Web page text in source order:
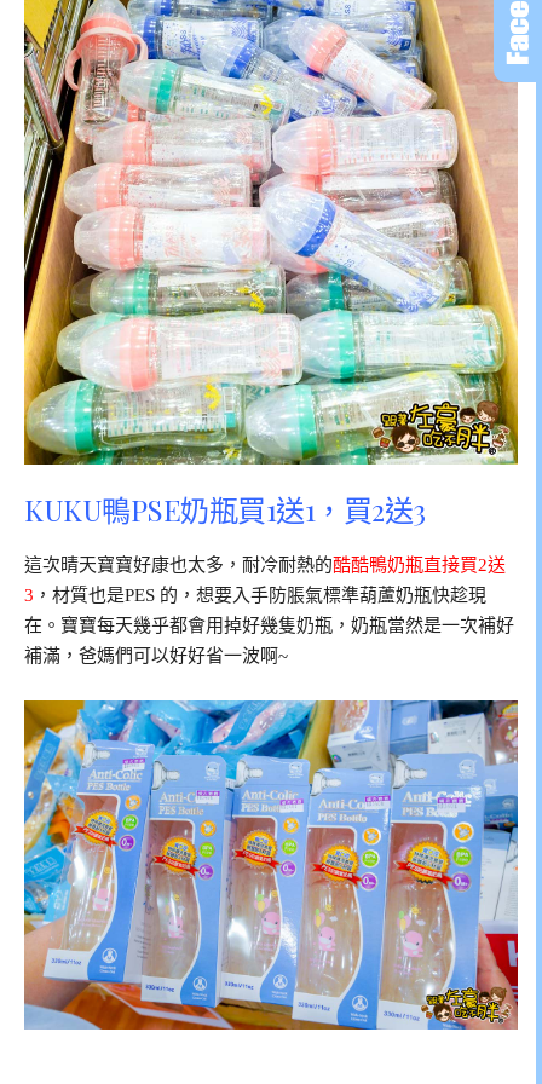
KUKU鴨PSE奶瓶買1送1，買2送3
這次晴天寶寶好康也太多，耐冷耐熱的酷酷鴨奶瓶直接買2送
3 ，材質也是PES 的，想要入手防脹氣標準葫蘆奶瓶快趁現
在。寶寶每天幾乎都會用掉好幾隻奶瓶，奶瓶當然是一次補好
補滿，爸媽們可以好好省一波啊~